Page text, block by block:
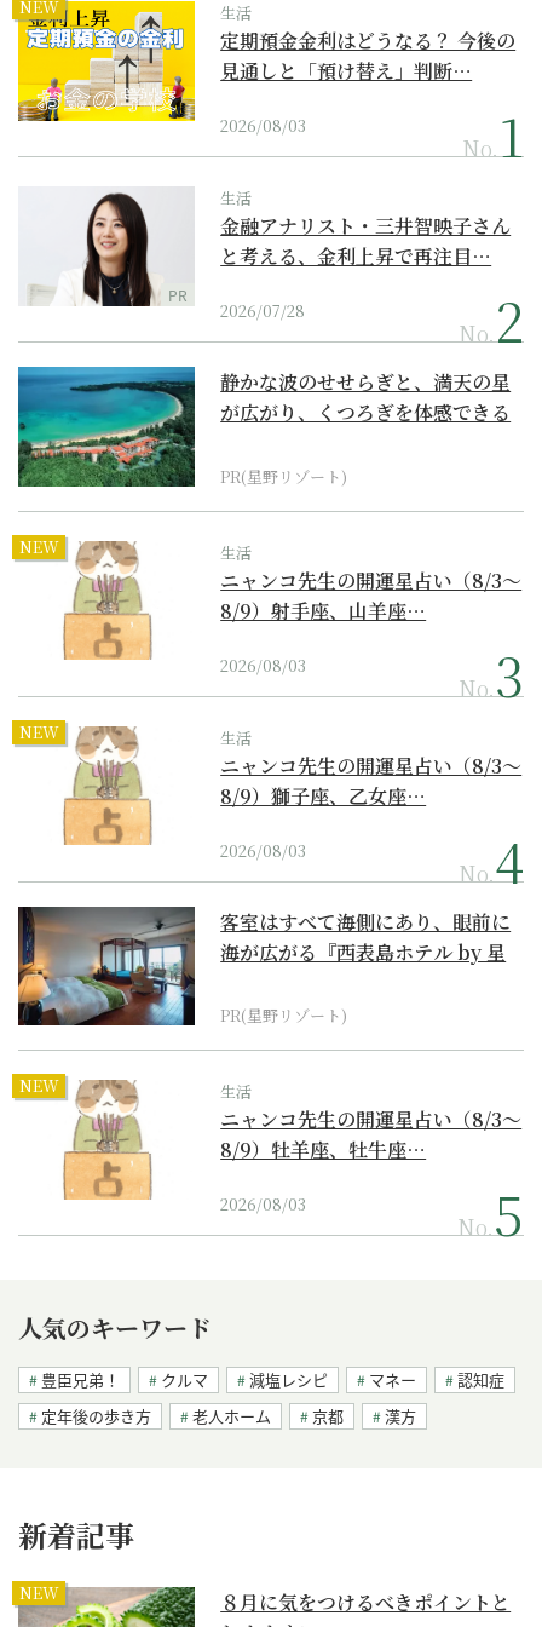
NEW 生活
定期預金金利はどうなる？ 今後の
見通しと「預け替え」判断…
2026/08/03
No.
PR
生活
金融アナリスト・三井智映子さん
と考える、金利上昇で再注目…
2026/07/28
No.
静かな波のせせらぎと、満天の星
が広がり、くつろぎを体感できる
PR(星野リゾート)
NEW 生活
ニャンコ先生の開運星占い（8/3～
8/9）射手座、山羊座…
2026/08/03
No.
NEW 生活
ニャンコ先生の開運星占い（8/3～
8/9）獅子座、乙女座…
2026/08/03
No.
客室はすべて海側にあり、眼前に
海が広がる『西表島ホテル by 星
PR(星野リゾート)
NEW 生活
ニャンコ先生の開運星占い（8/3～
8/9）牡羊座、牡牛座…
2026/08/03
No.
人気のキーワード
豊臣兄弟！ クルマ 減塩レシピ マネー
認知症
定年後の歩き方
老人ホーム 京都 漢方
新着記事
NEW
８月に気をつけるべきポイントと